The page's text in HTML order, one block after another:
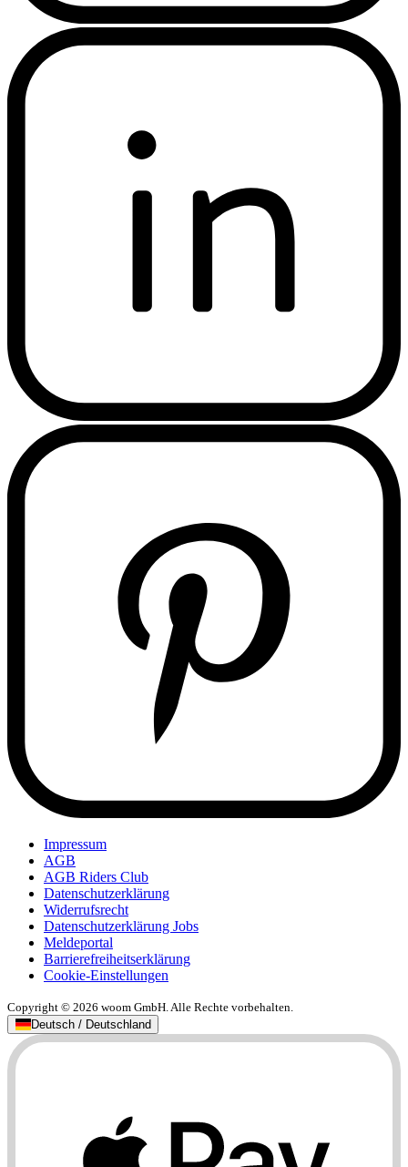
Impressum
AGB
AGB Riders Club
Datenschutzerklärung
Widerrufsrecht
Datenschutzerklärung Jobs
Meldeportal
Barrierefreiheitserklärung
Cookie-Einstellungen
Copyright © 2026 woom GmbH. Alle Rechte vorbehalten.
Deutsch / Deutschland